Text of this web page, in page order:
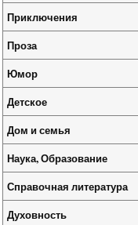
Приключения
Проза
Юмор
Детское
Дом и семья
Наука, Образование
Справочная литература
Духовность